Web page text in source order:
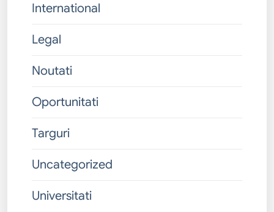
International
Legal
Noutati
Oportunitati
Targuri
Uncategorized
Universitati